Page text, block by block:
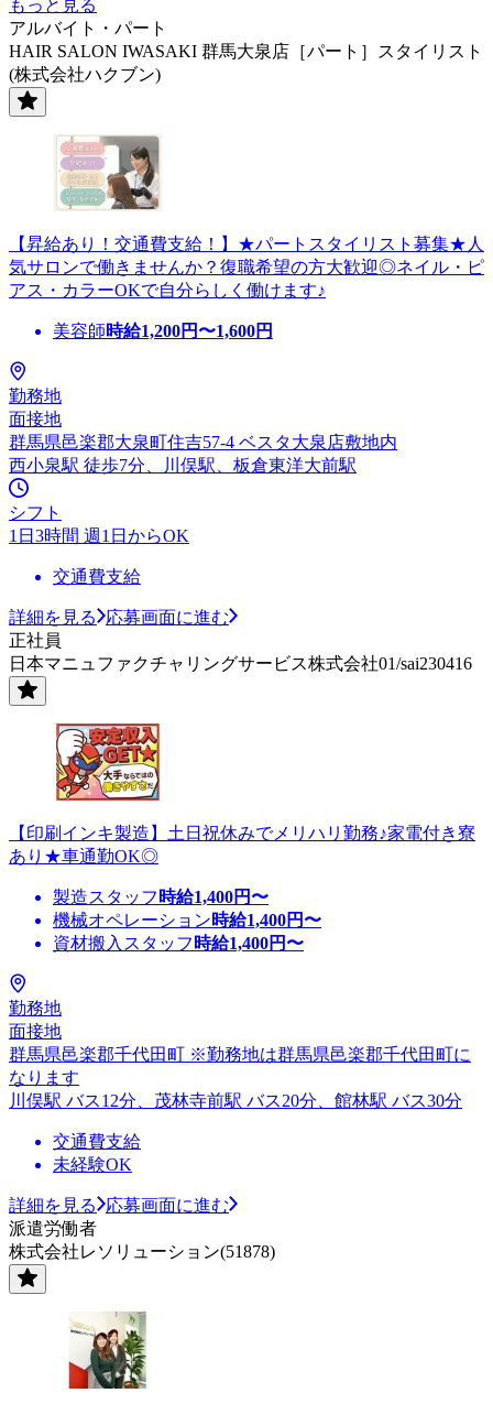
もっと見る
アルバイト・パート
HAIR SALON IWASAKI 群馬大泉店［パート］スタイリスト
(株式会社ハクブン)
【昇給あり！交通費支給！】★パートスタイリスト募集★人
気サロンで働きませんか？復職希望の方大歓迎◎ネイル・ピ
アス・カラーOKで自分らしく働けます♪
美容師時給1,200円〜1,600円
勤務地
面接地
群馬県邑楽郡大泉町住吉57-4 ベスタ大泉店敷地内
西小泉駅 徒歩7分、川俣駅、板倉東洋大前駅
シフト
1日3時間 週1日からOK
交通費支給
詳細を見る
応募画面に進む
正社員
日本マニュファクチャリングサービス株式会社01/sai230416
【印刷インキ製造】土日祝休みでメリハリ勤務♪家電付き寮
あり★車通勤OK◎
製造スタッフ 時給1,400円〜
機械オペレーション時給1,400円〜
資材搬入スタッフ 時給1,400円〜
勤務地
面接地
群馬県邑楽郡千代田町 ※勤務地は群馬県邑楽郡千代田町に
なります
川俣駅 バス12分、茂林寺前駅 バス20分、館林駅 バス30分
交通費支給
未経験OK
詳細を見る
応募画面に進む
派遣労働者
株式会社レソリューション(51878)